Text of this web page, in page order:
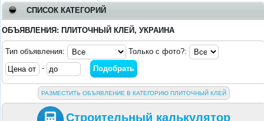
СПИСОК КАТЕГОРИЙ
ОБЪЯВЛЕНИЯ: ПЛИТОЧНЫЙ КЛЕЙ, УКРАИНА
Тип объявления:
Только с фото?:
-
РАЗМЕСТИТЬ ОБЪЯВЛЕНИЕ В КАТЕГОРИЮ ПЛИТОЧНЫЙ КЛЕЙ
Строительный калькулятор